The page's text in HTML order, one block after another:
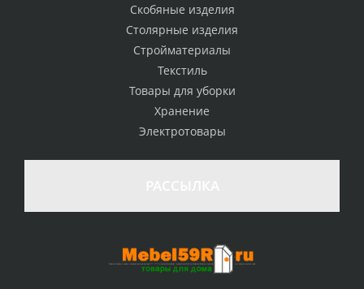
Скобяные изделия
Столярные изделия
Стройматериалы
Текстиль
Товары для уборки
Хранение
Электротовары